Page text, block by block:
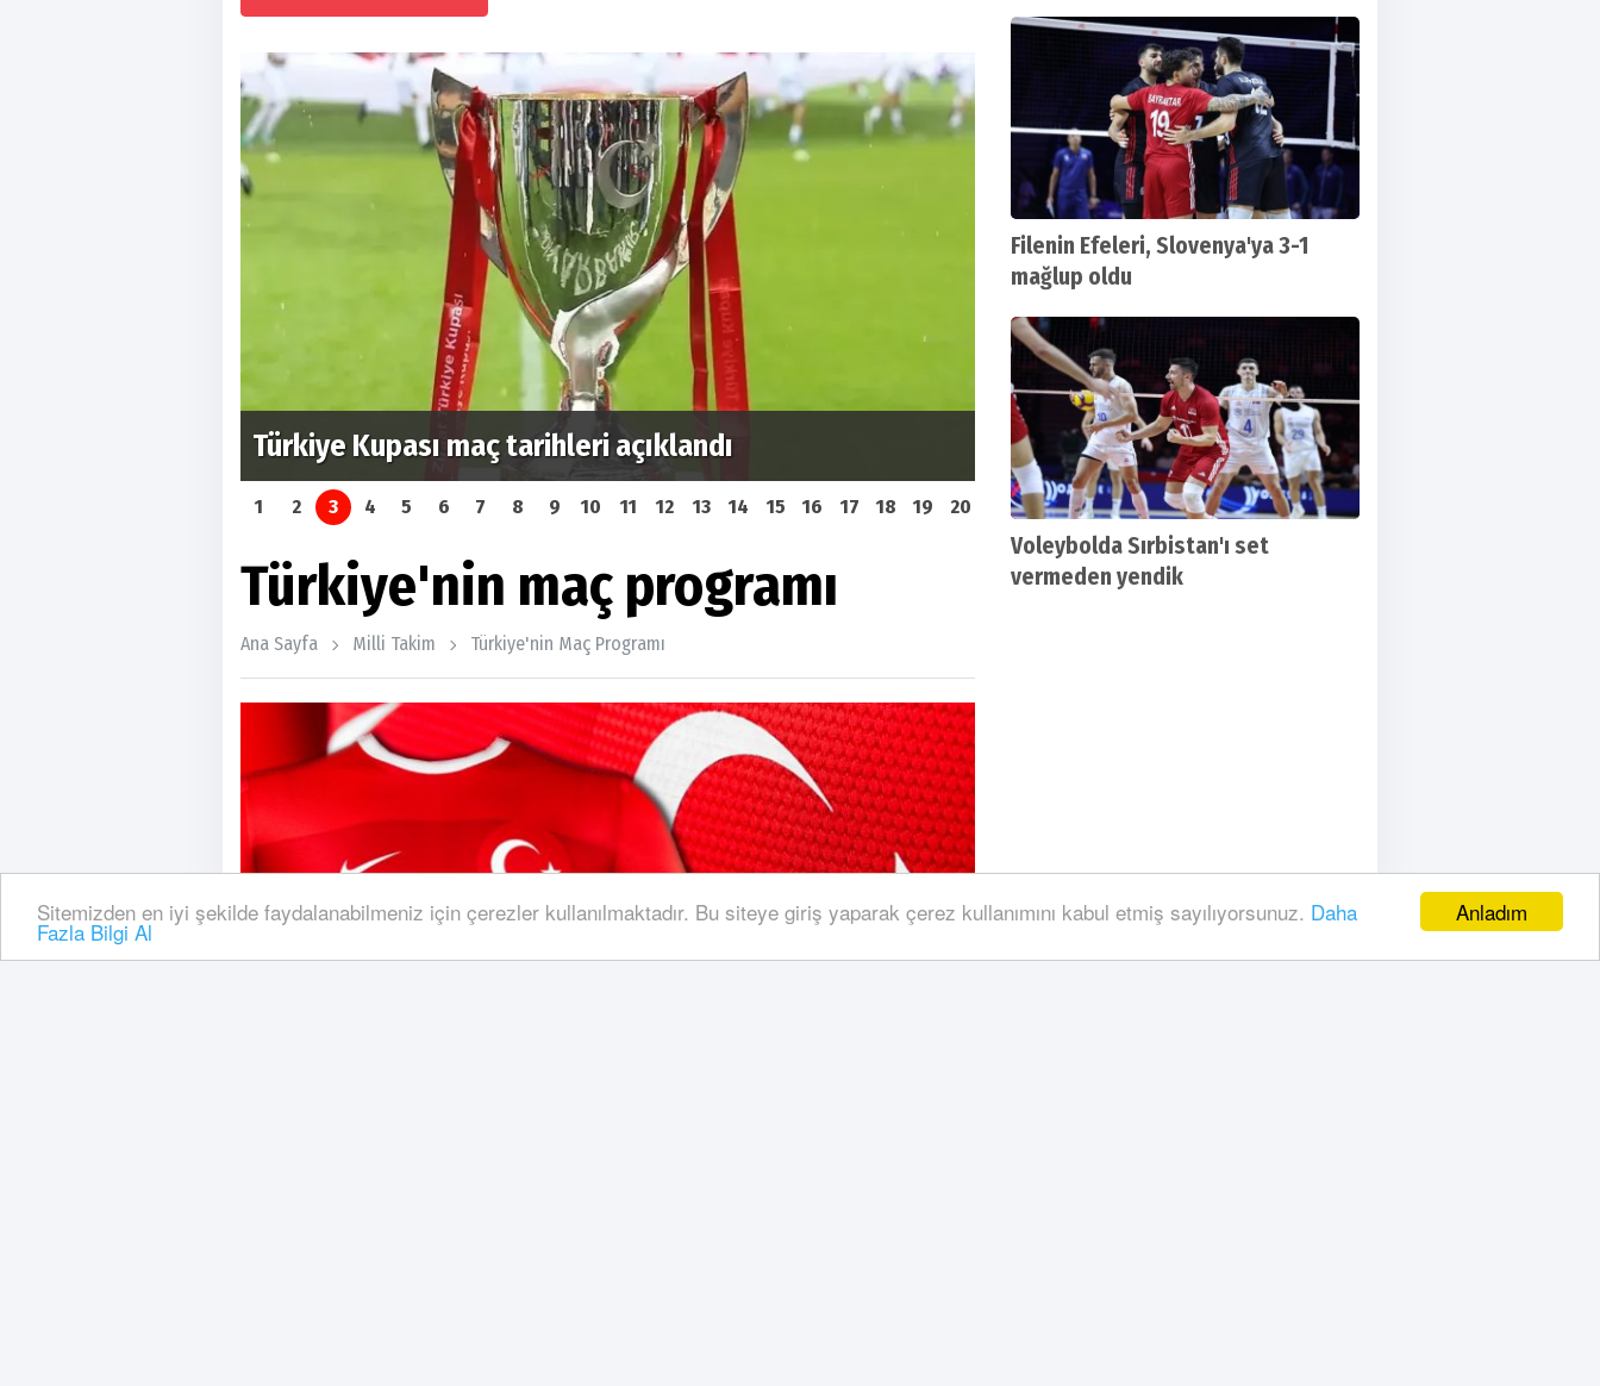
Anladım
Sitemizden en iyi şekilde faydalanabilmeniz için çerezler kullanılmaktadır. Bu siteye giriş yaparak çerez kullanımını kabul etmiş sayılıyorsunuz. Daha
Fazla Bilgi Al
Türkiye Kupası maç tarihleri açıklandı Ankaragücü'nün ”Altınörs” satışa çıktı. İşte
1 2 3 4 5 6 7 8 9 10 11 12 13 14 15 16 17 18 19 20
Türkiye'nin maç programı
Ana Sayfa Milli Takim Türkiye'nin Maç Programı
Filenin Efeleri, Slovenya'ya 3-1
mağlup oldu
Voleybolda Sırbistan'ı set
vermeden yendik